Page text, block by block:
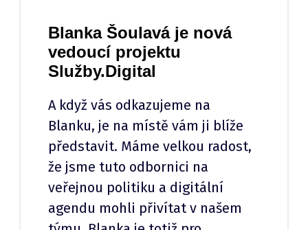
Blanka Šoulavá je nová
vedoucí projektu
Služby.Digital
A když vás odkazujeme na
Blanku, je na místě vám ji blíže
představit. Máme velkou radost,
že jsme tuto odbornici na
veřejnou politiku a digitální
agendu mohli přivítat v našem